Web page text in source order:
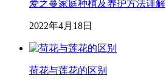
爱之蔓家庭种植及养护方法详解
2022年4月18日
荷花与莲花的区别